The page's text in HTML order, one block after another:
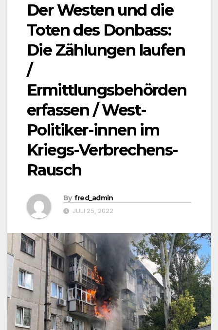
Der Westen und die
Toten des Donbass:
Die Zählungen laufen
/
Ermittlungsbehörden
erfassen / West-
Politiker-innen im
Kriegs-Verbrechens-
Rausch
By fred_admin
JULI 25, 2022